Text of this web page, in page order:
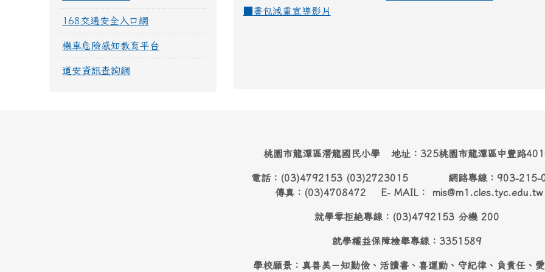
書包減重宣導影片
168交通安全入口網
機車危險感知教育平台
道安資訊查詢網
桃園市龍潭區潛龍國民小學 地址：325桃園市龍潭區中豐路
電話：(03)4792153 (03)2723015 網路專線：903-215-
傳真：(03)4708472 E- MAIL： mis@m1.cles.tyc.edu.tw
就學零拒絶專線：(03)4792153 分機 200
就學權益保障檢舉專線：3351589
學校願景：真善美－知勤儉、活讀書、喜運動、守紀律、負責任、